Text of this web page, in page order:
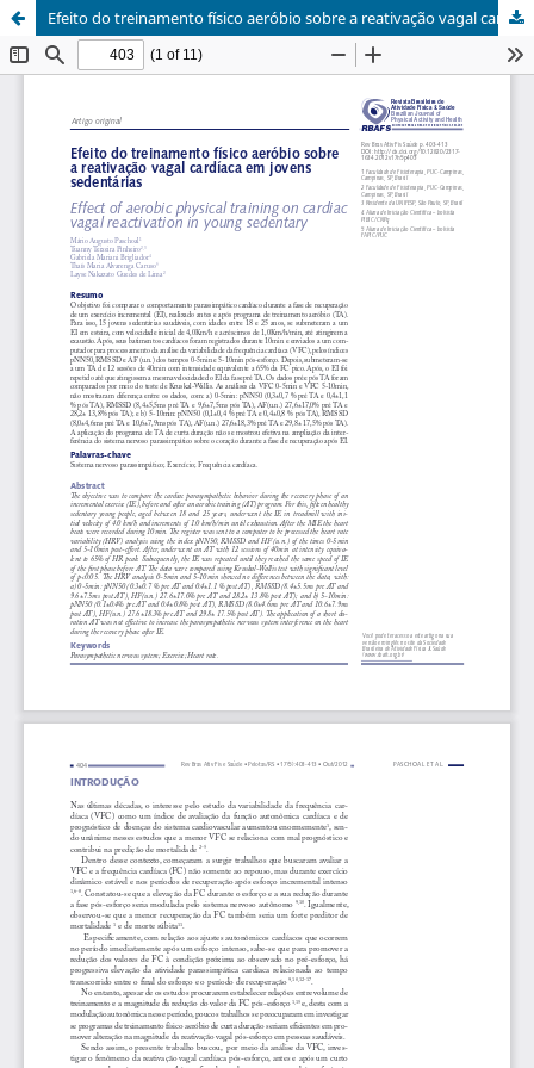
Efeito do treinamento físico aeróbio sobre a reativação vagal cardíaca em jovens sedentárias